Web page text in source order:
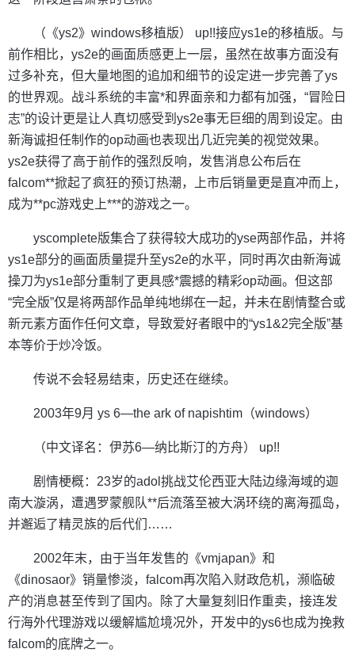
（《ys2》windows移植版） up!!接应ys1e的移植版。与
前作相比，ys2e的画面质感更上一层，虽然在故事方面没有
过多补充，但大量地图的追加和细节的设定进一步完善了ys
的世界观。战斗系统的丰富*和界面亲和力都有加强，“冒险日
志”的设计更是让人真切感受到ys2e事无巨细的周到设定。由
新海诚担任制作的op动画也表现出几近完美的视觉效果。
ys2e获得了高于前作的强烈反响，发售消息公布后在
falcom**掀起了疯狂的预订热潮，上市后销量更是直冲而上，
成为**pc游戏史上***的游戏之一。
yscomplete版集合了获得较大成功的yse两部作品，并将
ys1e部分的画面质量提升至ys2e的水平，同时再次由新海诚
操刀为ys1e部分重制了更具感*震撼的精彩op动画。但这部
“完全版”仅是将两部作品单纯地绑在一起，并未在剧情整合或
新元素方面作任何文章，导致爱好者眼中的“ys1&2完全版”基
本等价于炒冷饭。
传说不会轻易结束，历史还在继续。
2003年9月 ys 6—the ark of napishtim（windows）
（中文译名：伊苏6—纳比斯汀的方舟） up!!
剧情梗概：23岁的adol挑战艾伦西亚大陆边缘海域的迦
南大漩涡，遭遇罗蒙舰队**后流落至被大涡环绕的离海孤岛，
并邂逅了精灵族的后代们……
2002年末，由于当年发售的《vmjapan》和
《dinosaor》销量惨淡，falcom再次陷入财政危机，濒临破
产的消息甚至传到了国内。除了大量复刻旧作重卖，接连发
行海外代理游戏以缓解尴尬境况外，开发中的ys6也成为挽救
falcom的底牌之一。